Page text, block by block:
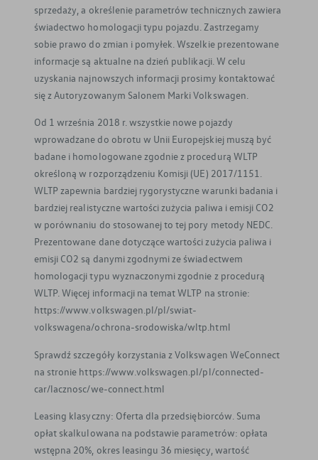
sprzedaży, a określenie parametrów technicznych zawiera
świadectwo homologacji typu pojazdu. Zastrzegamy
sobie prawo do zmian i pomyłek. Wszelkie prezentowane
informacje są aktualne na dzień publikacji. W celu
uzyskania najnowszych informacji prosimy kontaktować
się z Autoryzowanym Salonem Marki Volkswagen.
Od 1 września 2018 r. wszystkie nowe pojazdy
wprowadzane do obrotu w Unii Europejskiej muszą być
badane i homologowane zgodnie z procedurą WLTP
określoną w rozporządzeniu Komisji (UE) 2017/1151.
WLTP zapewnia bardziej rygorystyczne warunki badania i
bardziej realistyczne wartości zużycia paliwa i emisji CO2
w porównaniu do stosowanej to tej pory metody NEDC.
Prezentowane dane dotyczące wartości zużycia paliwa i
emisji CO2 są danymi zgodnymi ze świadectwem
homologacji typu wyznaczonymi zgodnie z procedurą
WLTP. Więcej informacji na temat WLTP na stronie:
https://www.volkswagen.pl/pl/swiat-
volkswagena/ochrona-srodowiska/wltp.html
Sprawdź szczegóły korzystania z Volkswagen WeConnect
na stronie https://www.volkswagen.pl/pl/connected-
car/lacznosc/we-connect.html
Leasing klasyczny: Oferta dla przedsiębiorców. Suma
opłat skalkulowana na podstawie parametrów: opłata
wstępna 20%, okres leasingu 36 miesięcy, wartość